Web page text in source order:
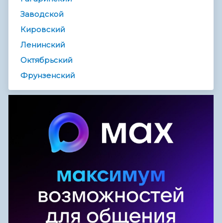
Заводской
Кировский
Ленинский
Октябрьский
Фрунзенский